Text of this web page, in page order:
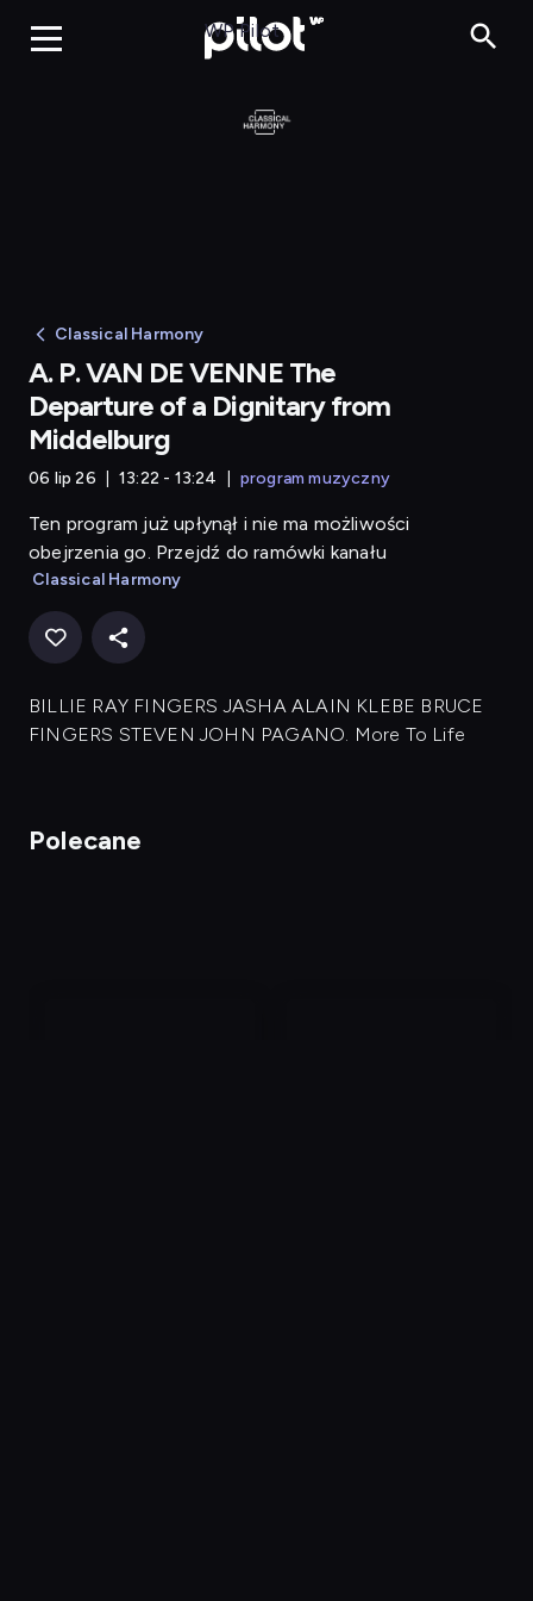
WP Pilot
Classical Harmony
A. P. VAN DE VENNE The
Departure of a Dignitary from
Middelburg
06 lip 26 13:22 - 13:24 program muzyczny
Ten program już upłynął i nie ma możliwości
obejrzenia go. Przejdź do ramówki kanału
Classical Harmony
BILLIE RAY FINGERS JASHA ALAIN KLEBE BRUCE
FINGERS STEVEN JOHN PAGANO. More To Life
Polecane